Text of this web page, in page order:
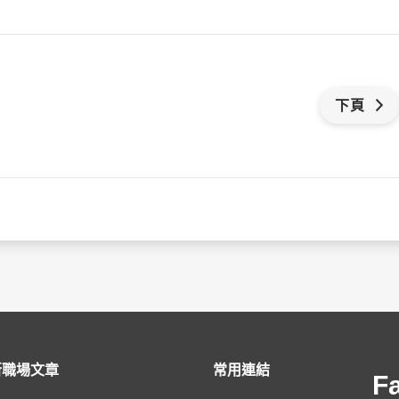
下頁
場文章 常用連結